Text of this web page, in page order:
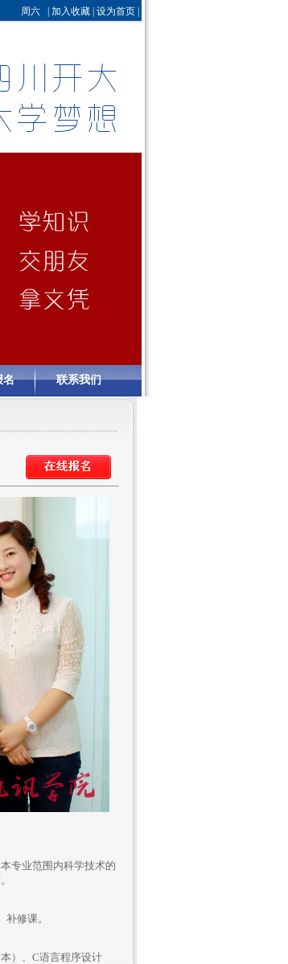
周六 | 加入收藏 设为首页
名 联系我们
专业范围内科学技术的
修课。
）、C语言程序设计